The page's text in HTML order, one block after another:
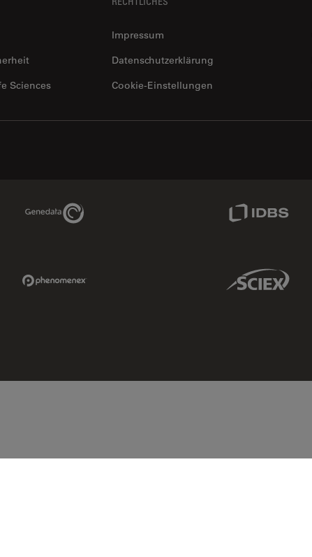
Sciences
Impressum
Datenschutzerklärung
Cookie-Einstellungen
Genedata Link
Sciex Link